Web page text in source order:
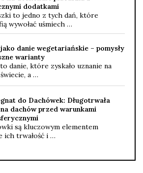
dodatkami
to jedno z tych dań, które
wywołać uśmiech …
danie wegetariańskie – pomysły
warianty
danie, które zyskało uznanie na
świecie, a …
do Dachówek: Długotrwała
dachów przed warunkami
są kluczowym elementem
ich trwałość i …